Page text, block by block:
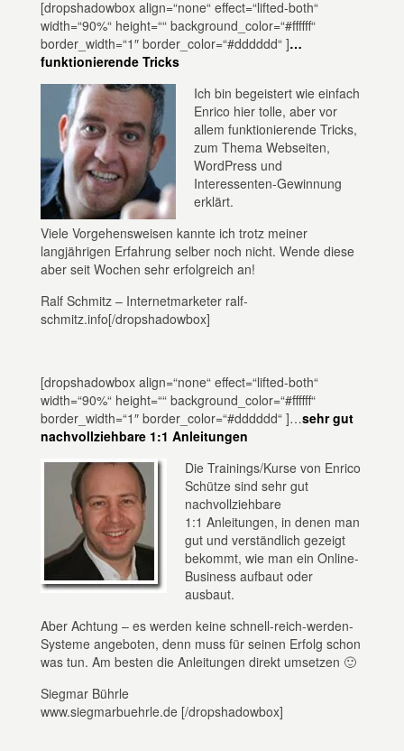
[dropshadowbox align=“none“ effect=“lifted-both“
width=“90%“ height=““ background_color=“#ffffff“
border_width=“1″ border_color=“#dddddd“ ]…
funktionierende Tricks
Ich bin begeistert wie einfach
Enrico hier tolle, aber vor
allem funktionierende Tricks,
zum Thema Webseiten,
WordPress und
Interessenten-Gewinnung
erklärt.
Viele Vorgehensweisen kannte ich trotz meiner
langjährigen Erfahrung selber noch nicht. Wende diese
aber seit Wochen sehr erfolgreich an!
Ralf Schmitz – Internetmarketer ralf-
schmitz.info[/dropshadowbox]
[dropshadowbox align=“none“ effect=“lifted-both“
width=“90%“ height=““ background_color=“#ffffff“
border_width=“1″ border_color=“#dddddd“ ]…sehr gut
nachvollziehbare 1:1 Anleitungen
Die Trainings/Kurse von Enrico
Schütze sind sehr gut
nachvollziehbare
1:1 Anleitungen, in denen man
gut und verständlich gezeigt
bekommt, wie man ein Online-
Business aufbaut oder
ausbaut.
Aber Achtung – es werden keine schnell-reich-werden-
Systeme angeboten, denn muss für seinen Erfolg schon
was tun. Am besten die Anleitungen direkt umsetzen 🙂
Siegmar Bührle
www.siegmarbuehrle.de [/dropshadowbox]